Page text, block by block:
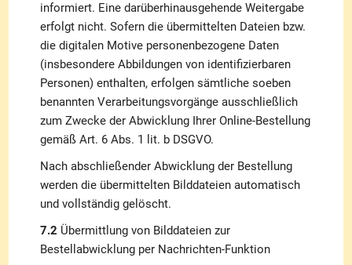
informiert. Eine darüberhinausgehende Weitergabe
erfolgt nicht. Sofern die übermittelten Dateien bzw.
die digitalen Motive personenbezogene Daten
(insbesondere Abbildungen von identifizierbaren
Personen) enthalten, erfolgen sämtliche soeben
benannten Verarbeitungsvorgänge ausschließlich
zum Zwecke der Abwicklung Ihrer Online-Bestellung
gemäß Art. 6 Abs. 1 lit. b DSGVO.
Nach abschließender Abwicklung der Bestellung
werden die übermittelten Bilddateien automatisch
und vollständig gelöscht.
7.2 Übermittlung von Bilddateien zur
Bestellabwicklung per Nachrichten-Funktion